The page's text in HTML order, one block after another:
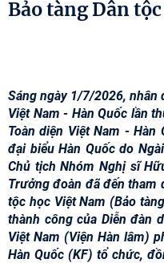
Bảo tàng Dân
Sáng ngày 1/7/2026, nhân
Việt Nam - Hàn Quốc lần
Toàn diện Việt Nam -
đại biểu Hàn Quốc do
Chủ tịch Nhóm Nghị sĩ
Trưởng đoàn đã đến tham
tộc học Việt Nam (Bảo
thành công của Diễn đàn
Việt Nam (Viện Hàn lâm)
Hàn Quốc (KF) tổ chức,